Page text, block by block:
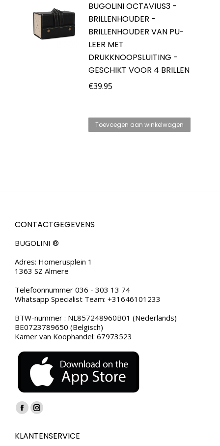
BUGOLINI OCTAVIUS3 -
BRILLENHOUDER -
BRILLENHOUDER VAN PU-
LEER MET
DRUKKNOOPSLUITING -
GESCHIKT VOOR 4 BRILLEN
€39.95
Toevoegen aan winkelwagen
CONTACTGEGEVENS
BUGOLINI ®
Adres: Homerusplein 1
1363 SZ Almere
Telefoonnummer 036 - 303 13 74
Whatsapp Specialist Team: +31646101233
BTW-nummer : NL857248960B01 (Nederlands)
BE0723789650 (Belgisch)
Kamer van Koophandel: 67973523
Vind ons op:
Facebook
opens
Instagram
opens
KLANTENSERVICE